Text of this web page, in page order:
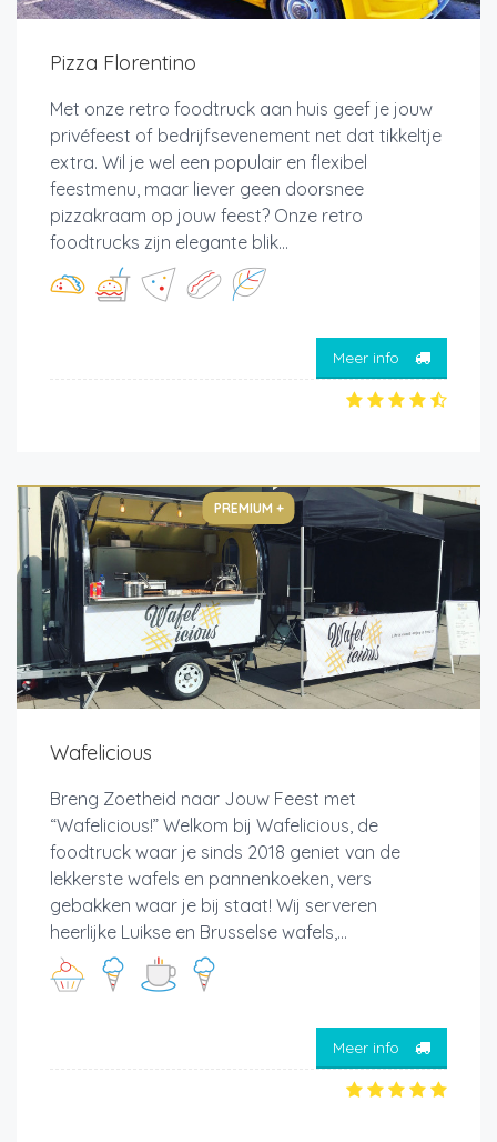
Pizza Florentino
Met onze retro foodtruck aan huis geef je jouw
privéfeest of bedrijfsevenement net dat tikkeltje
extra. Wil je wel een populair en flexibel
feestmenu, maar liever geen doorsnee
pizzakraam op jouw feest? Onze retro
foodtrucks zijn elegante blik...
Meer info
PREMIUM +
Wafelicious
Breng Zoetheid naar Jouw Feest met
“Wafelicious!” Welkom bij Wafelicious, de
foodtruck waar je sinds 2018 geniet van de
lekkerste wafels en pannenkoeken, vers
gebakken waar je bij staat! Wij serveren
heerlijke Luikse en Brusselse wafels,...
Meer info